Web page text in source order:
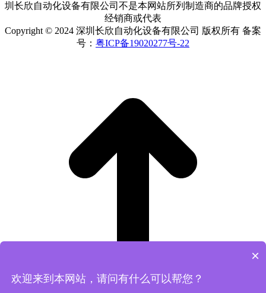
圳长欣自动化设备有限公司不是本网站所列制造商的品牌授权
经销商或代表
Copyright © 2024 深圳长欣自动化设备有限公司 版权所有 备案
号： 粤ICP备19020277号-22
×
欢迎来到本网站，请问有什么可以帮您？